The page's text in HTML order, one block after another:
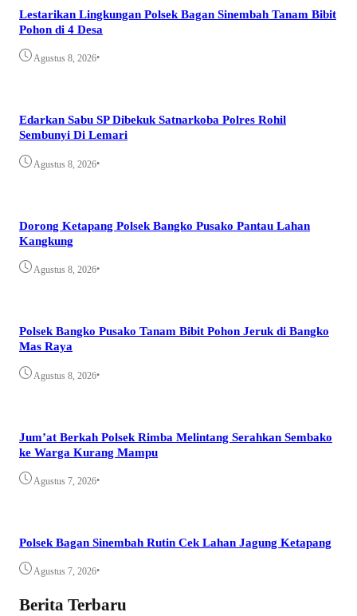
Lestarikan Lingkungan Polsek Bagan Sinembah Tanam Bibit
Pohon di 4 Desa
Agustus 8, 2026•
Edarkan Sabu SP Dibekuk Satnarkoba Polres Rohil
Sembunyi Di Lemari
Agustus 8, 2026•
Dorong Ketapang Polsek Bangko Pusako Pantau Lahan
Kangkung
Agustus 8, 2026•
Polsek Bangko Pusako Tanam Bibit Pohon Jeruk di Bangko
Mas Raya
Agustus 8, 2026•
Jum’at Berkah Polsek Rimba Melintang Serahkan Sembako
ke Warga Kurang Mampu
Agustus 7, 2026•
Polsek Bagan Sinembah Rutin Cek Lahan Jagung Ketapang
Agustus 7, 2026•
Berita Terbaru